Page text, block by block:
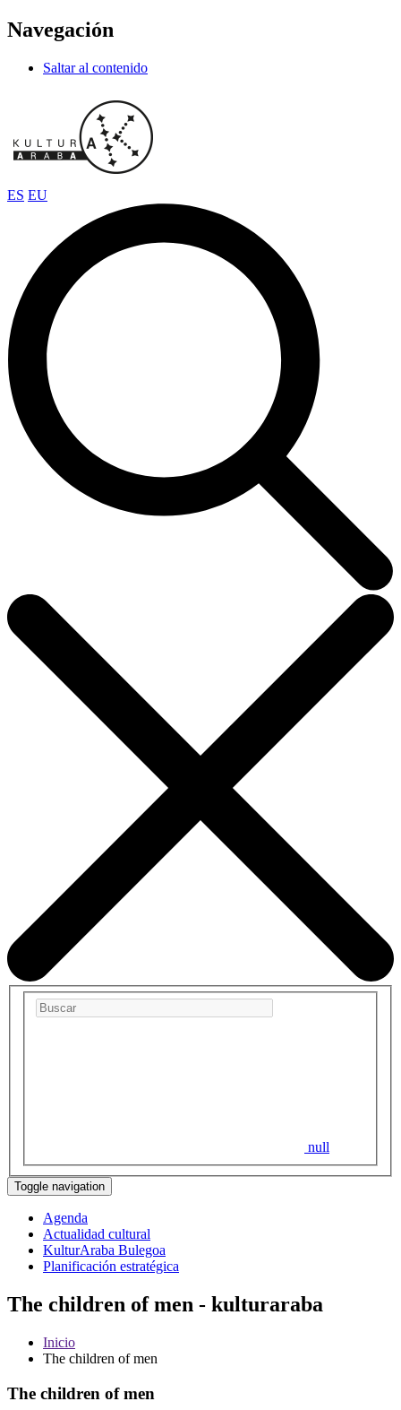
Navegación
Saltar al contenido
ES EU
null
Toggle navigation
Agenda
Actualidad cultural
KulturAraba Bulegoa
Planificación estratégica
The children of men - kulturaraba
Inicio
The children of men
The children of men